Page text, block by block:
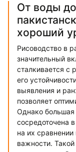
От воды
хороший
Рисоводство в
значительный
сталкивается с
его
выявления и
позволяет
Однако большая
сосредоточена
на их
важности.